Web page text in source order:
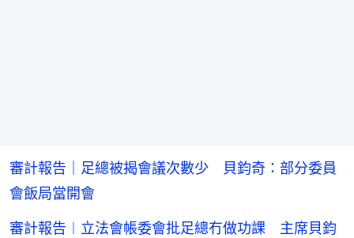
審計報告｜足總被揭會議次數少 貝鈞奇：部分委員
會飯局當開會
審計報告︱立法會帳委會批足總冇做功課 主席貝鈞